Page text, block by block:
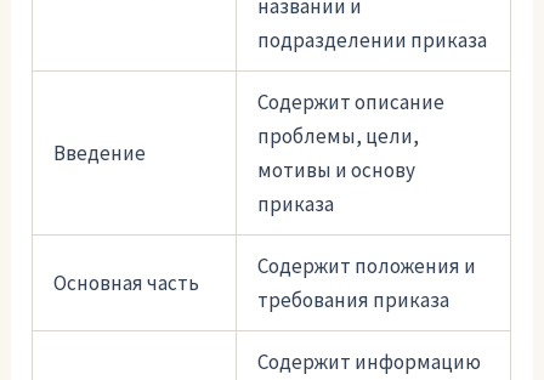
названии и
подразделении приказа
Введение
Содержит описание
проблемы, цели,
мотивы и основу
приказа
Основная часть
Содержит положения и
требования приказа
Содержит информацию